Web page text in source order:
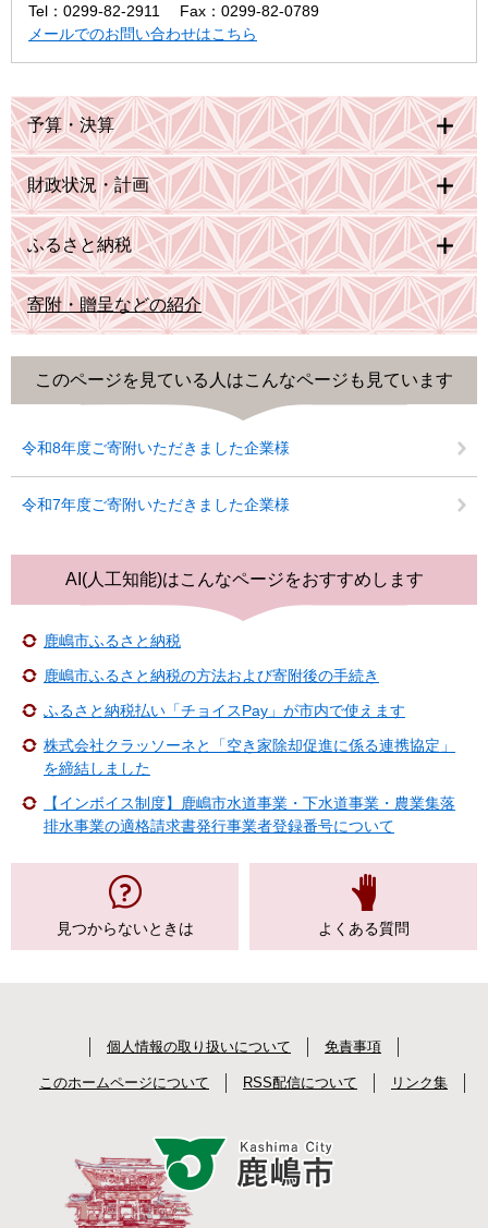
Tel：0299-82-2911
Fax：0299-82-0789
メールでのお問い合わせはこちら
予算・決算
財政状況・計画
ふるさと納税
寄附・贈呈などの紹介
このページを見ている人はこんなページも見ています
令和8年度ご寄附いただきました企業様
令和7年度ご寄附いただきました企業様
AI(人工知能)はこんなページをおすすめします
鹿嶋市ふるさと納税
鹿嶋市ふるさと納税の方法および寄附後の手続き
ふるさと納税払い「チョイスPay」が市内で使えます
株式会社クラッソーネと「空き家除却促進に係る連携協定」
を締結しました
【インボイス制度】鹿嶋市水道事業・下水道事業・農業集落
排水事業の適格請求書発行事業者登録番号について
見つからないときは よくある質問
個人情報の取り扱いについて 免責事項
このホームページについて RSS配信について リンク集